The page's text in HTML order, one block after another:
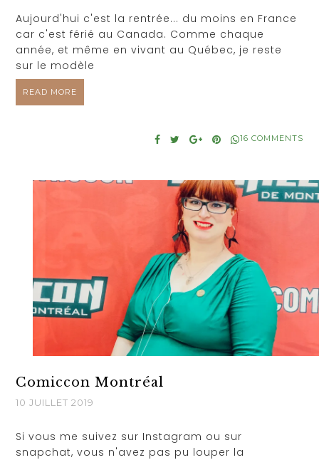
Aujourd'hui c'est la rentrée... du moins en France
car c'est férié au Canada. Comme chaque
année, et même en vivant au Québec, je reste
sur le modèle
READ MORE
16 COMMENTS
Comiccon Montréal
10 JUILLET 2019
Si vous me suivez sur Instagram ou sur
snapchat, vous n'avez pas pu louper la